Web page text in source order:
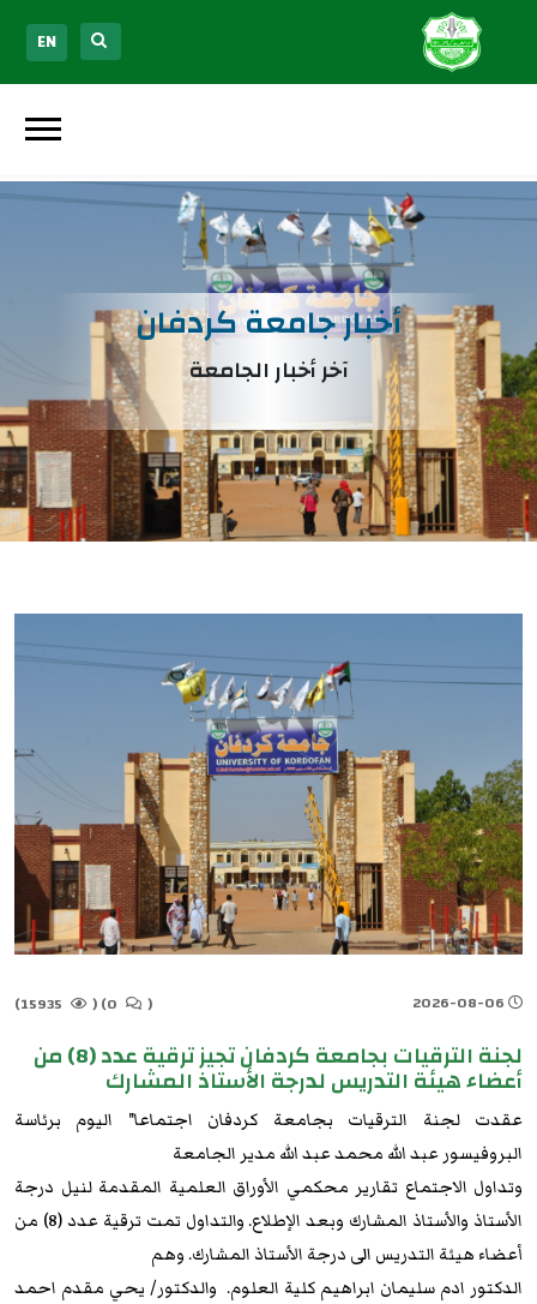
EN
أخبار جامعة كردفان
آخر أخبار الجامعة
(
(
لجنة الترقيات بجامعة كردفان تجيز ترقية عدد (8) من
أعضاء هيئة التدريس لدرجة الأستاذ المشارك
عقدت لجنة الترقيات بجامعة كردفان اجتماعا" اليوم برئاسة
البروفيسور عبد الله محمد عبد الله مدير الجامعة
وتداول الاجتماع تقارير محكمي الأوراق العلمية المقدمة لنيل درجة
الأستاذ والأستاذ المشارك وبعد الإطلاع. والتداول تمت ترقية عدد (8) من
أعضاء هيئة التدريس الى درجة الأستاذ المشارك. وهم
الدكتور ادم سليمان ابراهيم كلية العلوم. والدكتور/ يحي مقدم احمد